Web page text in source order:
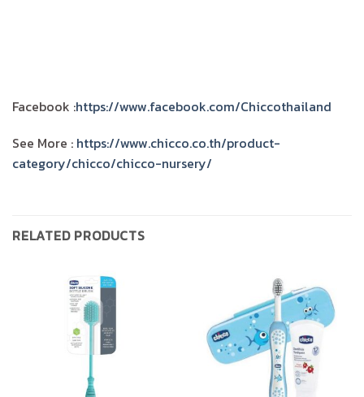
Facebook :https://www.facebook.com/Chiccothailand
See More : https://www.chicco.co.th/product-
category/chicco/chicco-nursery/
RELATED PRODUCTS